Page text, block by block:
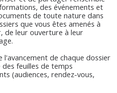
des événements et
de toute nature dans
que vous êtes amenés à
de leur ouverture à leur
de chaque dossier
feuilles de temps
(audiences, rendez-vous,